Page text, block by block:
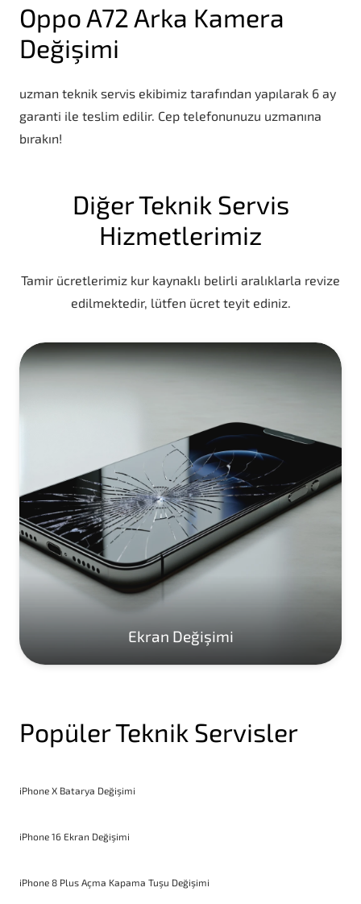
Oppo A72 Arka Kamera
Değişimi
uzman teknik servis ekibimiz tarafından yapılarak 6 ay
garanti ile teslim edilir. Cep telefonunuzu uzmanına
bırakın!
Diğer Teknik Servis
Hizmetlerimiz
Tamir ücretlerimiz kur kaynaklı belirli aralıklarla revize
edilmektedir, lütfen ücret teyit ediniz.
Ekran Değişimi
Popüler Teknik Servisler
iPhone X Batarya Değişimi
iPhone 16 Ekran Değişimi
iPhone 8 Plus Açma Kapama Tuşu Değişimi